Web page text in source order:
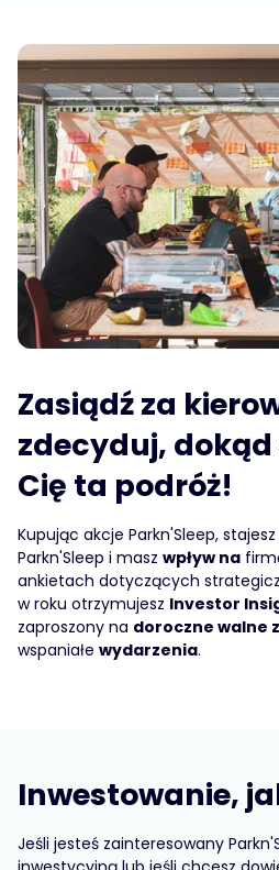
Zasiądź za
zdecyduj,
Cię ta podróż!
Kupując akcje Parkn'Sleep,
Parkn'Sleep i masz wpływ na
ankietach dotyczących
w roku otrzymujesz Investor
zaproszony na doroczne walne
wspaniałe wydarzenia.
Inwestowanie,
Jeśli jesteś zainteresowany